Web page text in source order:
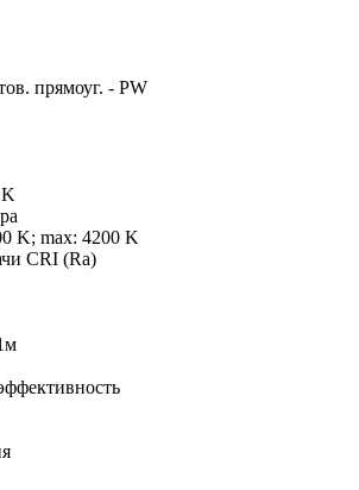
прямоуг. - PW
K; max: 4200 K
CRI (Ra)